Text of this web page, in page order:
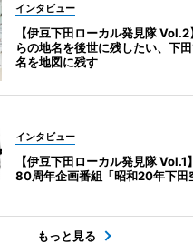
インタビュー
【伊豆下田ローカル発見隊
らの地名を後世に残したい、下
名を地図に残す
インタビュー
【伊豆下田ローカル発見隊 Vol.1
80周年企画番組「昭和20年下田
もっと見る